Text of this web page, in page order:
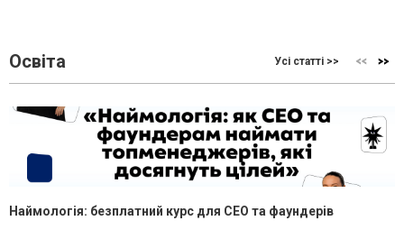
Освіта Усі статті >>
Наймологія: безплатний курс для CEO та фаундерів